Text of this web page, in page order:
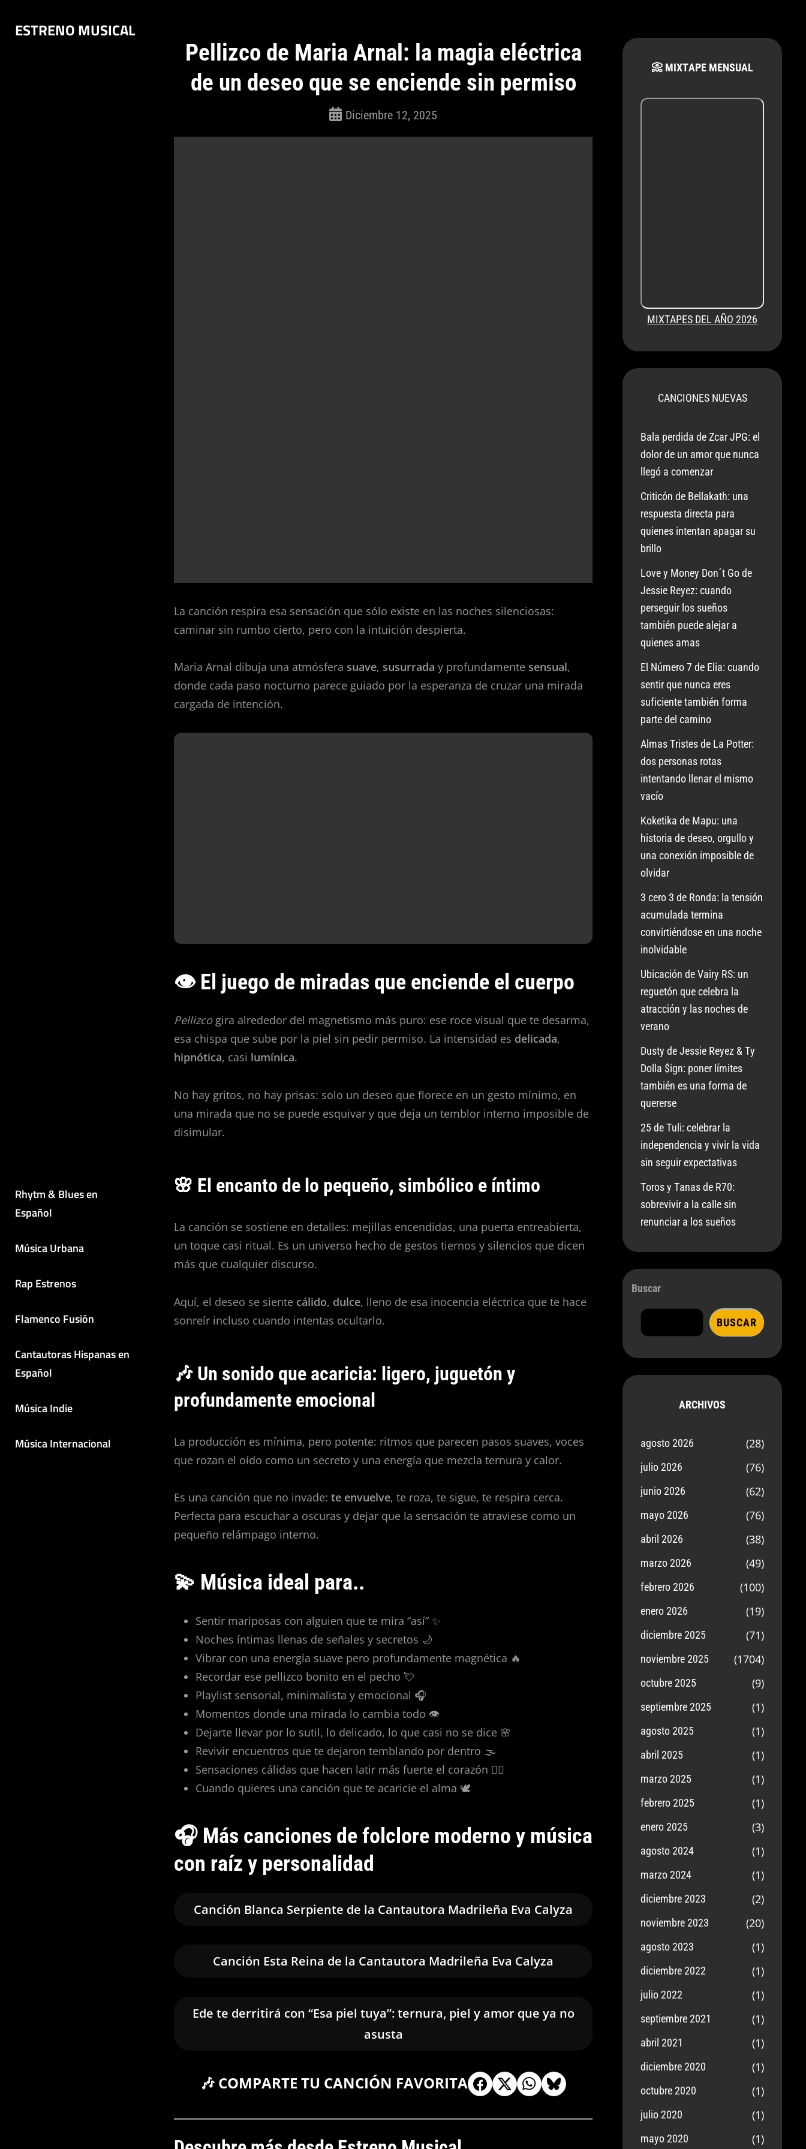
ESTRENO MUSICAL
Rhytm & Blues en
Español
Música Urbana
Rap Estrenos
Flamenco Fusión
Cantautoras Hispanas en
Español
Música Indie
Música Internacional
Pellizco de Maria Arnal: la magia eléctrica
de un deseo que se enciende sin permiso
(Isabella)
Diciembre 12, 2025
La canción respira esa sensación que sólo existe en las noches silenciosas:
caminar sin rumbo cierto, pero con la intuición despierta.
Maria Arnal dibuja una atmósfera suave, susurrada y profundamente sensual,
donde cada paso nocturno parece guiado por la esperanza de cruzar una mirada
cargada de intención.
👁️ El juego de miradas que enciende el cuerpo
Pellizcogira alrededor del magnetismo más puro: ese roce visual que te desarma,
esa chispa que sube por la piel sin pedir permiso. La intensidad es delicada,
hipnótica, casi lumínica.
No hay gritos, no hay prisas: solo un deseo que florece en un gesto mínimo, en
una mirada que no se puede esquivar y que deja un temblor interno imposible de
disimular.
🌸 El encanto de lo pequeño, simbólico e íntimo
La canción se sostiene en detalles: mejillas encendidas, una puerta entreabierta,
un toque casi ritual. Es un universo hecho de gestos tiernos y silencios que dicen
más que cualquier discurso.
Aquí, el deseo se siente cálido, dulce, lleno de esa inocencia eléctrica que te hace
sonreír incluso cuando intentas ocultarlo.
🎶 Un sonido que acaricia: ligero, juguetón y
profundamente emocional
La producción es mínima, pero potente: ritmos que parecen pasos suaves, voces
que rozan el oído como un secreto y una energía que mezcla ternura y calor.
Es una canción que no invade: te envuelve, te roza, te sigue, te respira cerca.
Perfecta para escuchar a oscuras y dejar que la sensación te atraviese como un
pequeño relámpago interno.
💫 Música ideal para..
Sentir mariposas con alguien que te mira “así” ✨
Noches íntimas llenas de señales y secretos 🌙
Vibrar con una energía suave pero profundamente magnética 🔥
Recordar ese pellizco bonito en el pecho 💘
Playlist sensorial, minimalista y emocional 🎧
Momentos donde una mirada lo cambia todo 👁️
Dejarte llevar por lo sutil, lo delicado, lo que casi no se dice 🌸
Revivir encuentros que te dejaron temblando por dentro 🌫️
Sensaciones cálidas que hacen latir más fuerte el corazón ❤️‍🔥
Cuando quieres una canción que te acaricie el alma 🕊️
🎧 Más canciones de folclore moderno y música
con raíz y personalidad
Canción Blanca Serpiente de la Cantautora Madrileña Eva Calyza
Canción Esta Reina de la Cantautora Madrileña Eva Calyza
Ede te derritirá con “Esa piel tuya”: ternura, piel y amor que ya no
asusta
🎶 COMPARTE TU CANCIÓN FAVORITA
📀 MIXTAPE MENSUAL
MIXTAPES DEL AÑO 2026
CANCIONES NUEVAS
Bala perdida de Zcar JPG: el
dolor de un amor que nunca
llegó a comenzar
Criticón de Bellakath: una
respuesta directa para
quienes intentan apagar su
brillo
Love y Money Don´t Go de
Jessie Reyez: cuando
perseguir los sueños
también puede alejar a
quienes amas
El Número 7 de Elia: cuando
sentir que nunca eres
suficiente también forma
parte del camino
Almas Tristes de La Potter:
dos personas rotas
intentando llenar el mismo
vacío
Koketika de Mapu: una
historia de deseo, orgullo y
una conexión imposible de
olvidar
3 cero 3 de Ronda: la tensión
acumulada termina
convirtiéndose en una noche
inolvidable
Ubicación de Vairy RS: un
reguetón que celebra la
atracción y las noches de
verano
Dusty de Jessie Reyez & Ty
Dolla $ign: poner límites
también es una forma de
quererse
25 de Tuli: celebrar la
independencia y vivir la vida
sin seguir expectativas
Toros y Tanas de R70:
sobrevivir a la calle sin
renunciar a los sueños
Buscar
BUSCAR
ARCHIVOS
agosto 2026 (28)
julio 2026 (76)
junio 2026 (62)
mayo 2026 (76)
abril 2026 (38)
marzo 2026 (49)
febrero 2026 (100)
enero 2026 (19)
diciembre 2025 (71)
noviembre 2025 (1704)
octubre 2025 (9)
septiembre 2025 (1)
agosto 2025 (1)
abril 2025 (1)
marzo 2025 (1)
febrero 2025 (1)
enero 2025 (3)
agosto 2024 (1)
marzo 2024 (1)
diciembre 2023 (2)
noviembre 2023 (20)
agosto 2023 (1)
diciembre 2022 (1)
julio 2022 (1)
septiembre 2021 (1)
abril 2021 (1)
diciembre 2020 (1)
octubre 2020 (1)
julio 2020 (1)
mayo 2020 (1)